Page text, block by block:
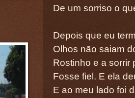
De um sorriso o
Depois que eu
Olhos não saiam
Rostinho e a sorrir
Fosse fiel. E ela
E ao meu lado foi